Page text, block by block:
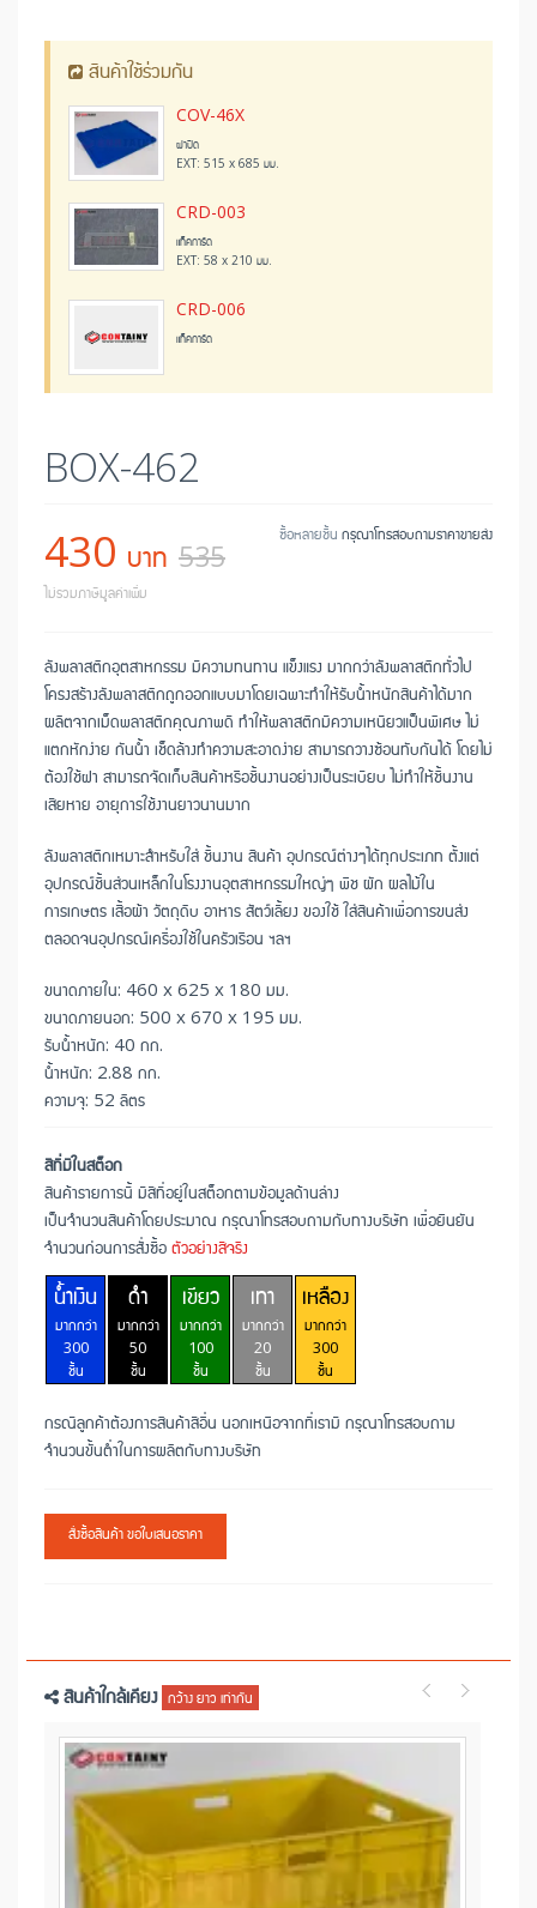
สินค้าใช้ร่วมกัน
COV-46X
ฝาปิด
EXT: 515 x 685 มม.
CRD-003
แท็คการ์ด
EXT: 58 x 210 มม.
CRD-006
แท็คการ์ด
BOX-462
430 บาท 535
ไม่รวมภาษีมูลค่าเพิ่ม
ซื้อหลายชิ้น กรุณาโทรสอบถามราคาขายส่ง
ลังพลาสติกอุตสาหกรรม มีความทนทาน แข็งแรง มากกว่าลังพลาสติกทั่วไป
โครงสร้างลังพลาสติกถูกออกแบบมาโดยเฉพาะทำให้รับน้ำหนักสินค้าได้มาก
ผลิตจากเม็ดพลาสติกคุณภาพดี ทำให้พลาสติกมีความเหนียวแป็นพิเศษ ไม่
แตกหักง่าย กันน้ำ เช็ดล้างทำความสะอาดง่าย สามารถวางซ้อนทับกันได้ โดยไม่
ต้องใช้ฝา สามารถจัดเก็บสินค้าหรือชิ้นงานอย่างเป็นระเบียบ ไม่ทำให้ชิ้นงาน
เสียหาย อายุการใช้งานยาวนานมาก
ลังพลาสติกเหมาะสำหรับใส่ ชิ้นงาน สินค้า อุปกรณ์ต่างๆได้ทุกประเภท ตั้งแต่
อุปกรณ์ชิ้นส่วนเหล็กในโรงงานอุตสาหกรรมใหญ่ๆ พืช ผัก ผลไม้ใน
การเกษตร เสื้อผ้า วัตถุดิบ อาหาร สัตว์เลี้ยง ของใช้ ใส่สินค้าเพื่อการขนส่ง
ตลอดจนอุปกรณ์เครื่องใช้ในครัวเรือน ฯลฯ
ขนาดภายใน: 460 x 625 x 180 มม.
ขนาดภายนอก: 500 x 670 x 195 มม.
รับน้ำหนัก: 40 กก.
น้ำหนัก: 2.88 กก.
ความจุ: 52 ลิตร
สีที่มีในสต็อก
สินค้ารายการนี้ มีสีที่อยู่ในสต็อกตามข้อมูลด้านล่าง
เป็นจำนวนสินค้าโดยประมาณ กรุณาโทรสอบถามกับทางบริษัท เพื่อยืนยัน
จำนวนก่อนการสั่งซื้อ ตัวอย่างสีจริง
น้ำเงิน
มากกว่า
300
ชิ้น
ดำ
มากกว่า
50
ชิ้น
เขียว
มากกว่า
100
ชิ้น
เทา
มากกว่า
20
ชิ้น
เหลือง
มากกว่า
300
ชิ้น
กรณีลูกค้าต้องการสินค้าสีอื่น นอกเหนือจากที่เรามี กรุณาโทรสอบถาม
จำนวนขั้นต่ำในการผลิตกับทางบริษัท
สั่งซื้อสินค้า ขอใบเสนอราคา
สินค้าใกล้เคียง กว้าง ยาว เท่ากัน